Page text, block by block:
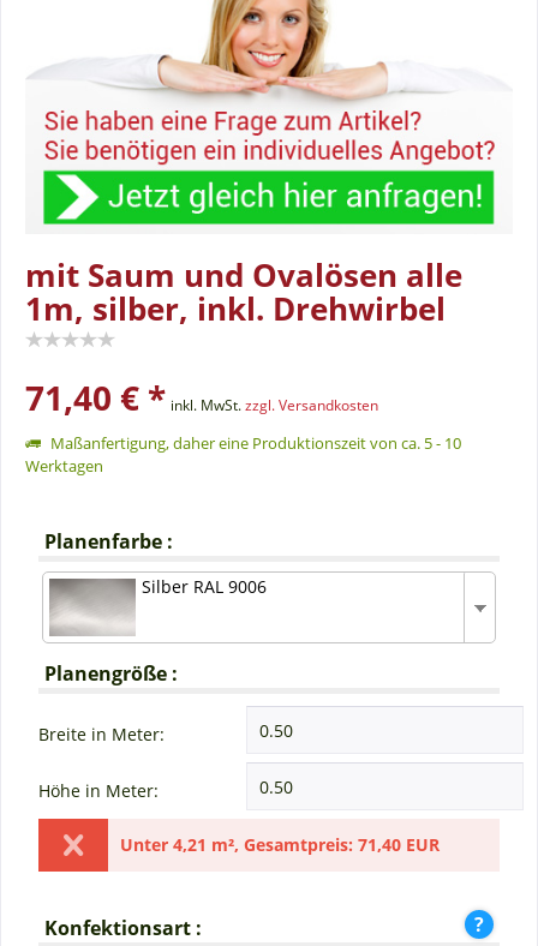
mit Saum und Ovalösen alle
1m, silber, inkl. Drehwirbel
71,40 € * inkl. MwSt.zzgl. Versandkosten
Maßanfertigung, daher eine Produktionszeit von ca. 5 - 10
Werktagen
Planenfarbe :
Silber RAL 9006
Planengröße :
Breite in Meter:
Höhe in Meter:
Unter 4,21 m², Gesamtpreis: 71,40 EUR
Konfektionsart :